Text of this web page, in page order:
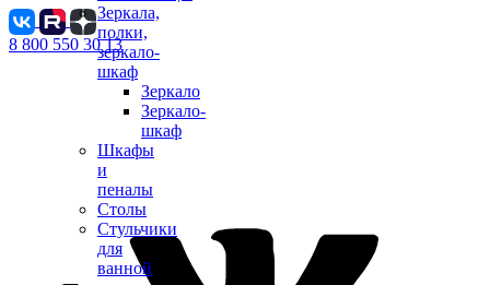
Зеркала,
полки,
зеркало-
шкаф
Зеркало
Зеркало-
шкаф
Шкафы
и
пеналы
Столы
Стульчики
для
ванной
8 800 550 30 13